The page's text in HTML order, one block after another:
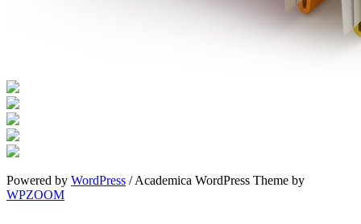
Powered by WordPress / Academica WordPress Theme by
WPZOOM